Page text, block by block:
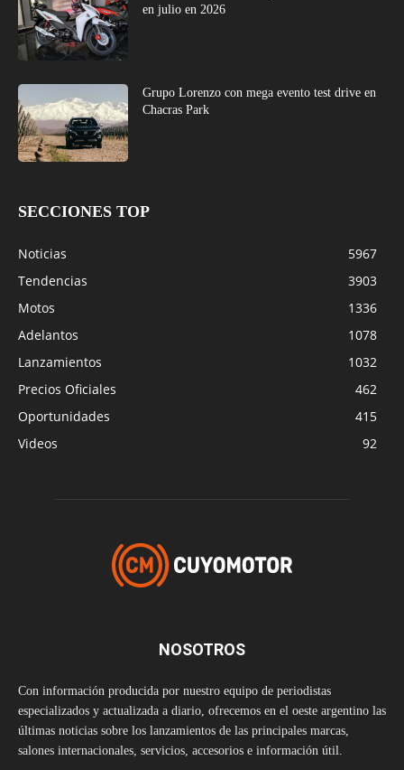
en julio en 2026
Grupo Lorenzo con mega evento test drive en
Chacras Park
SECCIONES TOP
Noticias
5967
Tendencias
3903
Motos
1336
Adelantos
1078
Lanzamientos
1032
Precios Oficiales
462
Oportunidades
415
Videos
92
NOSOTROS
Con información producida por nuestro equipo de periodistas
especializados y actualizada a diario, ofrecemos en el oeste argentino las
últimas noticias sobre los lanzamientos de las principales marcas,
salones internacionales, servicios, accesorios e información útil.